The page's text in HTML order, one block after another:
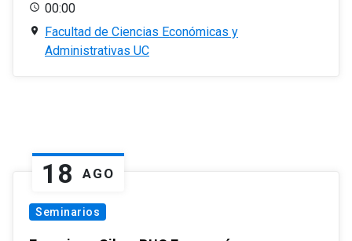
00:00
Facultad de Ciencias Económicas y
Administrativas UC
18 AGO
Seminarios